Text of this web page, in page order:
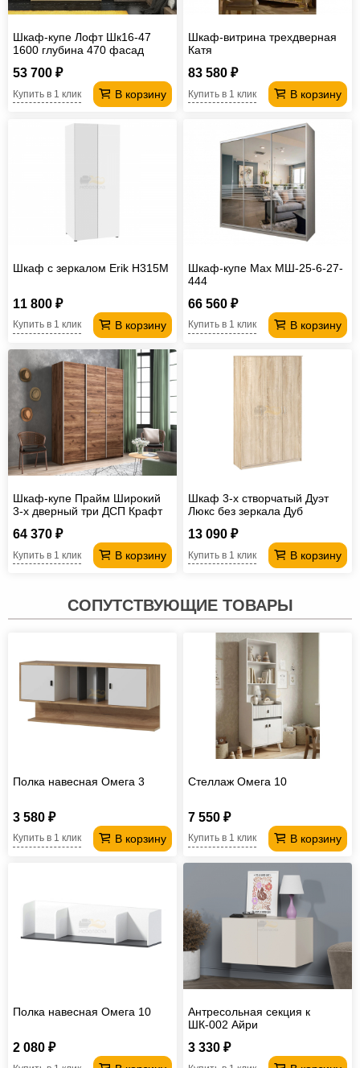
Шкаф-купе Лофт Шк16-47
1600 глубина 470 фасад
53 700 ₽
В корзину
Купить в 1 клик
Шкаф-витрина трехдверная
Катя
83 580 ₽
В корзину
Купить в 1 клик
Шкаф с зеркалом Erik H315М
11 800 ₽
В корзину
Купить в 1 клик
Шкаф-купе Max МШ-25-6-27-
444
66 560 ₽
В корзину
Купить в 1 клик
Шкаф-купе Прайм Широкий
3-х дверный три ДСП Крафт
64 370 ₽
В корзину
Купить в 1 клик
Шкаф 3-х створчатый Дуэт
Люкс без зеркала Дуб
13 090 ₽
В корзину
Купить в 1 клик
СОПУТСТВУЮЩИЕ ТОВАРЫ
Полка навесная Омега 3
3 580 ₽
В корзину
Купить в 1 клик
Стеллаж Омега 10
7 550 ₽
В корзину
Купить в 1 клик
Полка навесная Омега 10
2 080 ₽
Антресольная секция к
ШК-002 Айри
3 330 ₽